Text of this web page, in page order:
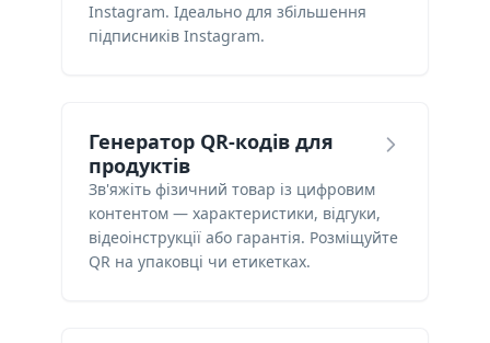
Instagram. Ідеально для збільшення
підписників Instagram.
Генератор QR-кодів для
продуктів
Зв'яжіть фізичний товар із цифровим
контентом — характеристики, відгуки,
відеоінструкції або гарантія. Розміщуйте
QR на упаковці чи етикетках.